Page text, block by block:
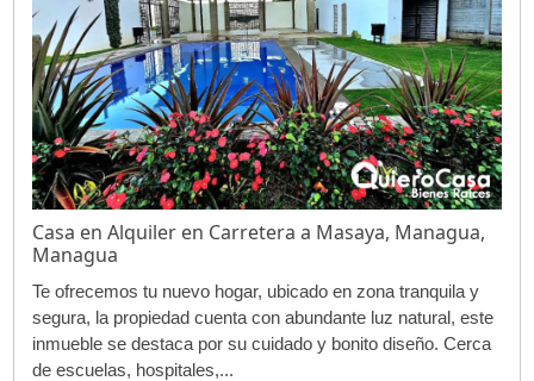
Casa en Alquiler en Carretera a Masaya, Managua,
Managua
Te ofrecemos tu nuevo hogar, ubicado en zona tranquila y
segura, la propiedad cuenta con abundante luz natural, este
inmueble se destaca por su cuidado y bonito diseño. Cerca
de escuelas, hospitales,...